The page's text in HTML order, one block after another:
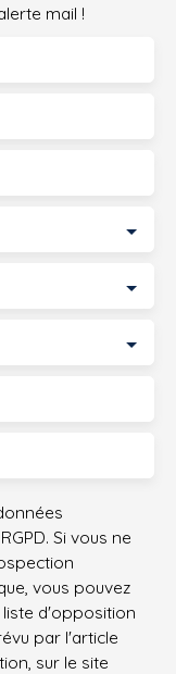
mail !
Si vous ne
vous pouvez
d'opposition
par l'article
sur le site